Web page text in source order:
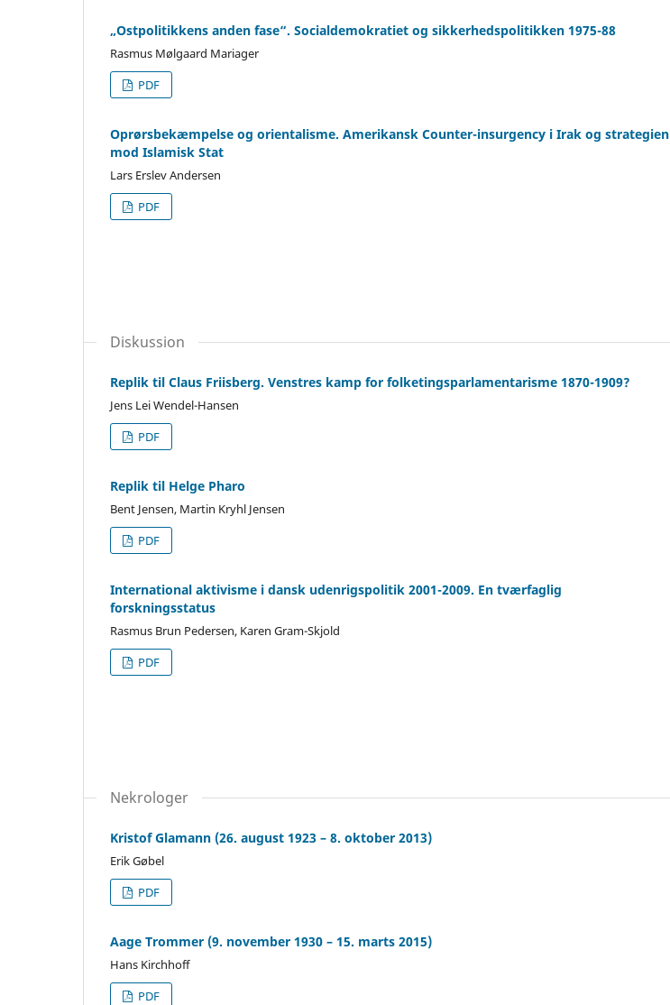
„Ostpolitikkens anden fase“. Socialdemokratiet og sikkerhedspolitikken 1975-88
Rasmus Mølgaard Mariager
PDF
Oprørsbekæmpelse og orientalisme. Amerikansk Counter-insurgency i Irak og strategien
mod Islamisk Stat
Lars Erslev Andersen
PDF
Diskussion
Replik til Claus Friisberg. Venstres kamp for folketingsparlamentarisme 1870-1909?
Jens Lei Wendel-Hansen
PDF
Replik til Helge Pharo
Bent Jensen, Martin Kryhl Jensen
PDF
International aktivisme i dansk udenrigspolitik 2001-2009. En tværfaglig
forskningsstatus
Rasmus Brun Pedersen, Karen Gram-Skjold
PDF
Nekrologer
Kristof Glamann (26. august 1923 – 8. oktober 2013)
Erik Gøbel
PDF
Aage Trommer (9. november 1930 – 15. marts 2015)
Hans Kirchhoff
PDF